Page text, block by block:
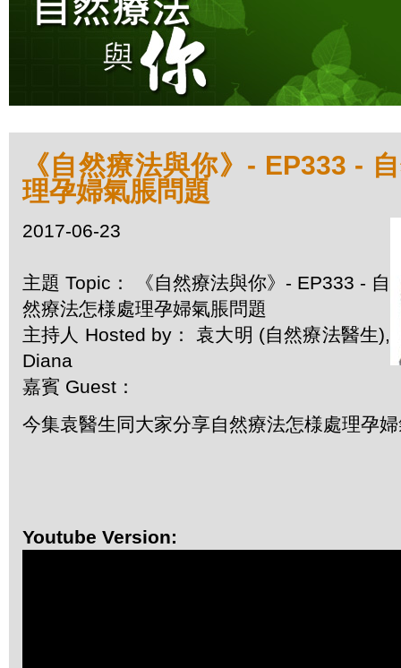
《自然療法與你》- EP333 -
理孕婦氣脹問題
2017-06-23
主題 Topic： 《自然療法與你》- EP333 - 自
然療法怎様處理孕婦氣脹問題
主持人 Hosted by： 袁大明 (自然療法醫生),
Diana
嘉賓 Guest：
今集袁醫生同大家分享自然療法怎様處理孕
Youtube Version: